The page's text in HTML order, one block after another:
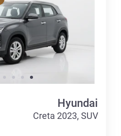
Hyundai
Creta 2023, SUV